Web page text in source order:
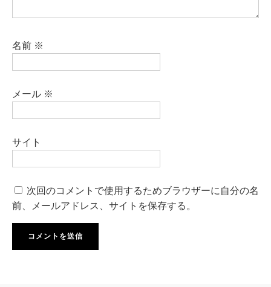
名前 ※
メール ※
サイト
次回のコメントで使用するためブラウザーに自分の名
前、メールアドレス、サイトを保存する。